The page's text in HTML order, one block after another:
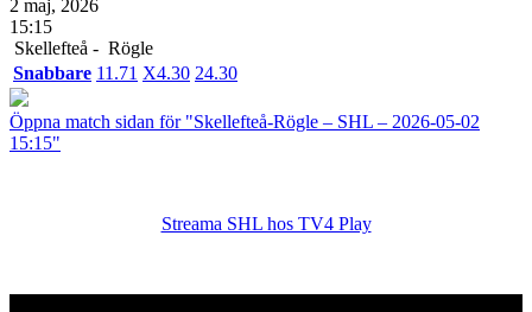
2 maj, 2026
15:15
Skellefteå - Rögle
Snabbare 11.71 X4.30 24.30
Öppna match sidan för "Skellefteå-Rögle – SHL – 2026-05-02
15:15"
Streama SHL hos TV4 Play